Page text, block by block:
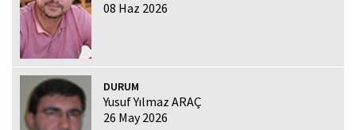
08 Haz 2026
DURUM
Yusuf Yılmaz ARAÇ
26 May 2026